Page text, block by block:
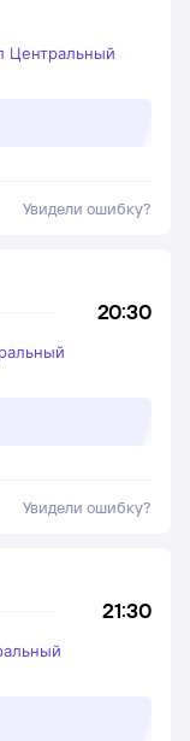
Центральный
Увидели ошибку?
20:30
Увидели ошибку?
21:30